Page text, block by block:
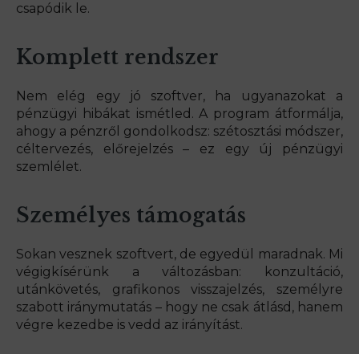
csapódik le.
Komplett rendszer
Nem elég egy jó szoftver, ha ugyanazokat a
pénzügyi hibákat ismétled. A program átformálja,
ahogy a pénzről gondolkodsz: szétosztási módszer,
céltervezés, előrejelzés – ez egy új pénzügyi
szemlélet.
Személyes támogatás
Sokan vesznek szoftvert, de egyedül maradnak. Mi
végigkísérünk a változásban: konzultáció,
utánkövetés, grafikonos visszajelzés, személyre
szabott iránymutatás – hogy ne csak átlásd, hanem
végre kezedbe is vedd az irányítást.